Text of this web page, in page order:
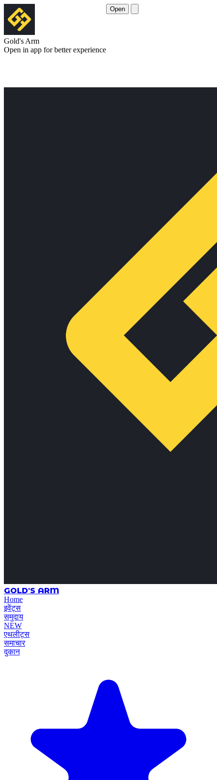
Gold's Arm
Open in app for better experience
Open
GOLD'S ARM
Home
इवेंट्स
समुदाय
NEW
एथलीट्स
समाचार
दुकान